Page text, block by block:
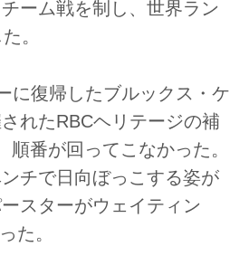
ーム戦を制し、世界ラン
。
に復帰したブルックス・ケ
れたRBCヘリテージの補
順番が回ってこなかった。
チで日向ぼっこする姿が
スターがウェイティン
た。